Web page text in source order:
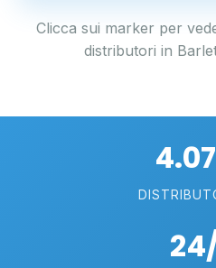
Clicca sui marker per
distributori in